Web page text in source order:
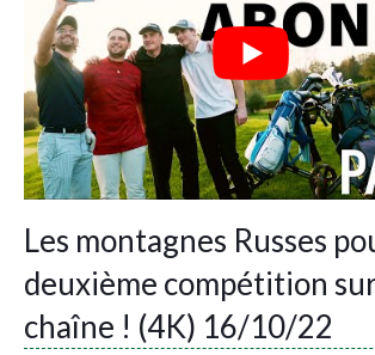
Les montagnes Russes
deuxième compétition
chaîne ! (4K) 16/10/22